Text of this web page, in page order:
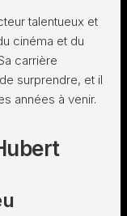
talentueux et
cinéma et du
carrière
surprendre, et il
années à venir.